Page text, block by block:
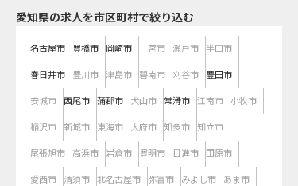
愛知県の求人を市区町村で絞り込む
名古屋市 豊橋市 岡崎市 一宮市 瀬戸市 半田市
春日井市 豊川市 津島市 碧南市 刈谷市 豊田市
安城市 西尾市 蒲郡市 犬山市 常滑市 江南市 小牧市
稲沢市 新城市 東海市 大府市 知多市 知立市
尾張旭市 高浜市 岩倉市 豊明市 日進市 田原市
愛西市 清須市 北名古屋市 弥富市 みよし市 あま市